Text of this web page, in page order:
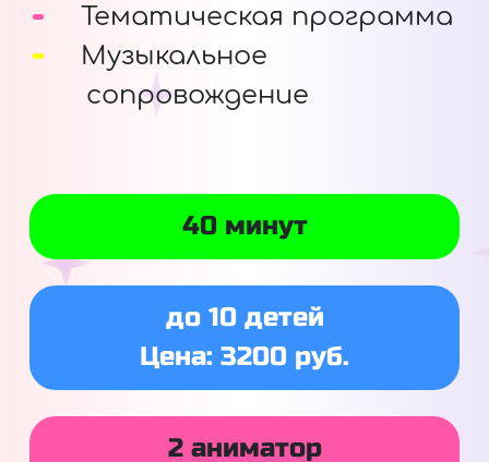
Тематическая программа
Музыкальное
сопровождение
40 минут
до 10 детей
Цена: 3200 руб.
2 аниматор